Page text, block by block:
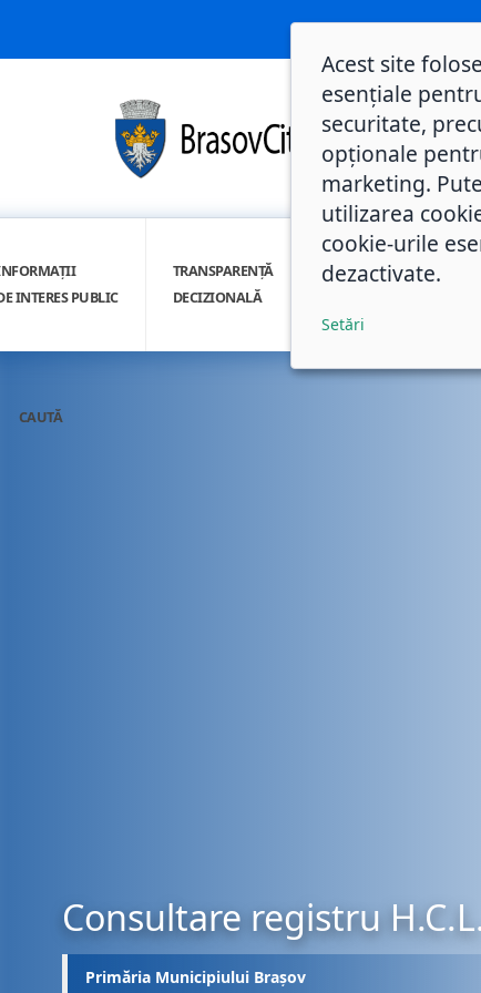
INTERES PUBLIC
TRANSPARENȚĂ
DECIZIONALĂ
INTEGRITATE
CAUTĂ
Consultare registru
Primăria Municipiului Brașov
Acest site
esențiale
securitate,
opționale
marketing.
utilizarea
cookie-urile
dezactivate.
Setări